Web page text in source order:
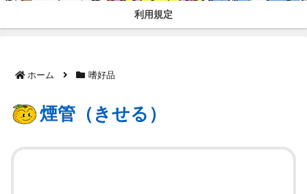
利用規定
ホーム 嗜好品
煙管（きせる）